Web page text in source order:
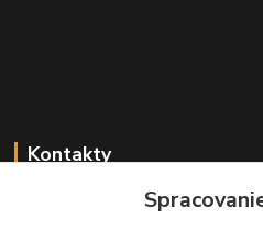
Kontakty
+421 2 529 67 411